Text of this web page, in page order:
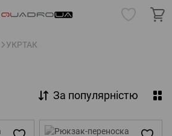
УКРТАК
За популярністю